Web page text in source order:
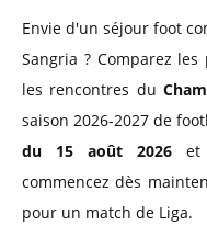
Envie d'un séjour foot
Sangria ? Comparez les
les rencontres du
saison 2026-2027 de
du 15 août 2026 et
commencez dès
pour un match de Liga.